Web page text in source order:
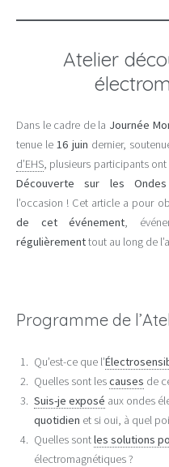
Atelier
Dans le cadre de la Journée
tenue le16 juin dernier,
d’EHS, plusieurs participants
Découverte sur les Ondes
l’occasion ! Cet article a pour
de cet événement,
régulièrementtout au long de
Programme de
Qu’est-ce que l’
Quelles sont lescauses de
Suis-je exposé aux ondes
quotidien et si oui, à quel
Quelles sontles solutions
électromagnétiques ?